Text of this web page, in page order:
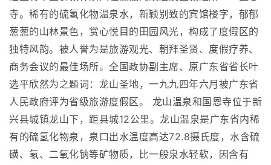
寺。稀有的硫氢化物温泉水，新颖别致的宾馆楼字，郁郁
葱葱的山林景色，赏心悦目的田园风光，构成了度假区的
独特风韵。被人誉为是旅游观光、朝拜圣贤、度假疗养、
商务会议的最佳场所。全国政协副主席、原广东省省长叶
选平欣然为之题词：龙山圣地，一九九四年六月被广东省
人民政府评为省级旅游度假区。 龙山温泉和国恩寺位于新
兴县城镇龙山下，距县城12公里。龙山温泉是广东省内稀
有的硫氢化物泉，泉口出水温度高达72.8摄氏度，水含硫
磺、氡、二氧化钠等矿物质，比一般泉水轻软，因含有